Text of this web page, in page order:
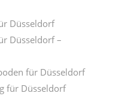
Düsseldorf
Düsseldorf –
für Düsseldorf
für Düsseldorf